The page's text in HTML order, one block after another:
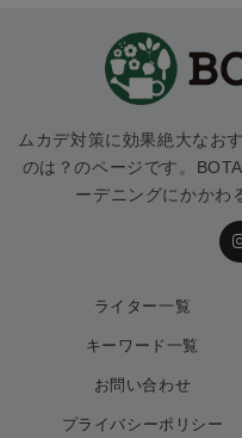
ムカデ対策に効果絶大なお
のは？のページです。
ーデニングにかかわ
ライター一覧
キーワード一覧
お問い合わせ
プライバシーポリシー